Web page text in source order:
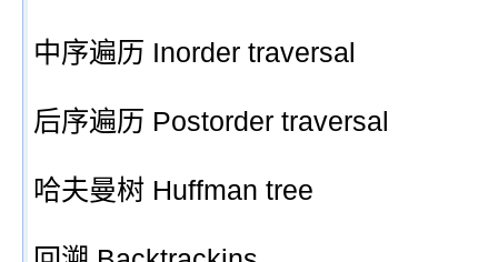
中序遍历 Inorder traversal
后序遍历 Postorder traversal
哈夫曼树 Huffman tree